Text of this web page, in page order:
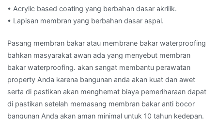
• Acrylic based coating yang berbahan dasar akrilik.
• Lapisan membran yang berbahan dasar aspal.
Pasang membran bakar atau membrane bakar waterproofing
bahkan masyarakat awan ada yang menyebut membran
bakar waterproofing. akan sangat membantu perawatan
property Anda karena bangunan anda akan kuat dan awet
serta di pastikan akan menghemat biaya pemeriharaan dapat
di pastikan setelah memasang membran bakar anti bocor
bangunan Anda akan aman minimal untuk 10 tahun kedepan.